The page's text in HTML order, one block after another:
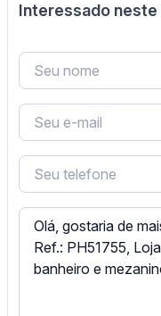
Interessado neste